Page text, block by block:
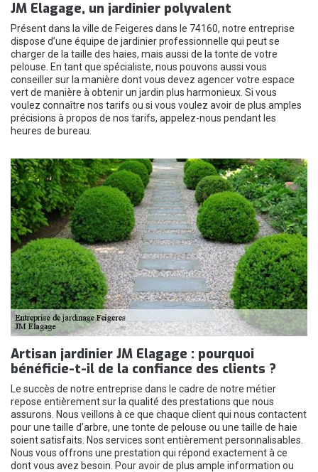
JM Elagage, un jardinier polyvalent
Présent dans la ville de Feigeres dans le 74160, notre entreprise
dispose d’une équipe de jardinier professionnelle qui peut se
charger de la taille des haies, mais aussi de la tonte de votre
pelouse. En tant que spécialiste, nous pouvons aussi vous
conseiller sur la manière dont vous devez agencer votre espace
vert de manière à obtenir un jardin plus harmonieux. Si vous
voulez connaître nos tarifs ou si vous voulez avoir de plus amples
précisions à propos de nos tarifs, appelez-nous pendant les
heures de bureau.
Artisan jardinier JM Elagage : pourquoi
bénéficie-t-il de la confiance des clients ?
Le succès de notre entreprise dans le cadre de notre métier
repose entièrement sur la qualité des prestations que nous
assurons. Nous veillons à ce que chaque client qui nous contactent
pour une taille d’arbre, une tonte de pelouse ou une taille de haie
soient satisfaits. Nos services sont entièrement personnalisables.
Nous vous offrons une prestation qui répond exactement à ce
dont vous avez besoin. Pour avoir de plus ample information ou